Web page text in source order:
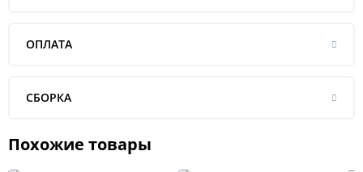
ОПЛАТА
СБОРКА
Похожие товары